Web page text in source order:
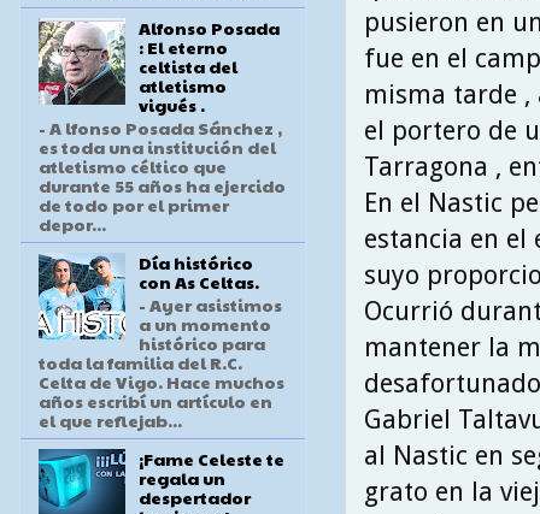
pusieron en
fue en el
misma tarde ,
el portero de
Tarragona ,
En el Nastic
estancia en
suyo
Ocurrió
mantener la
Gabriel
al Nastic en
grato en la
Alfonso Posada
: El eterno
celtista del
atletismo
vigués .
- A lfonso Posada Sánchez ,
es toda una institución del
atletismo céltico que
durante 55 años ha ejercido
de todo por el primer
depor...
Día histórico
con As Celtas.
- Ayer asistimos
a un momento
histórico para
toda la familia del R.C.
Celta de Vigo. Hace muchos
años escribí un artículo en
el que reflejab...
¡Fame Celeste te
regala un
despertador